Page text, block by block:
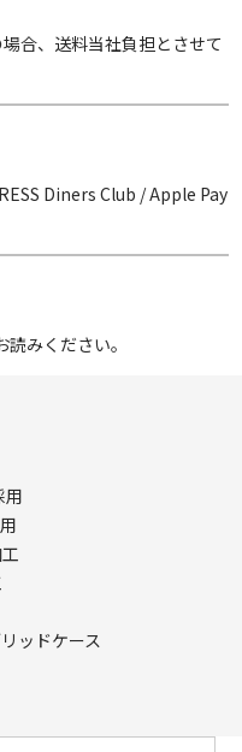
合、送料当社負担とさせて
Diners Club / Apple Pay
読みください。
用
ッドケース